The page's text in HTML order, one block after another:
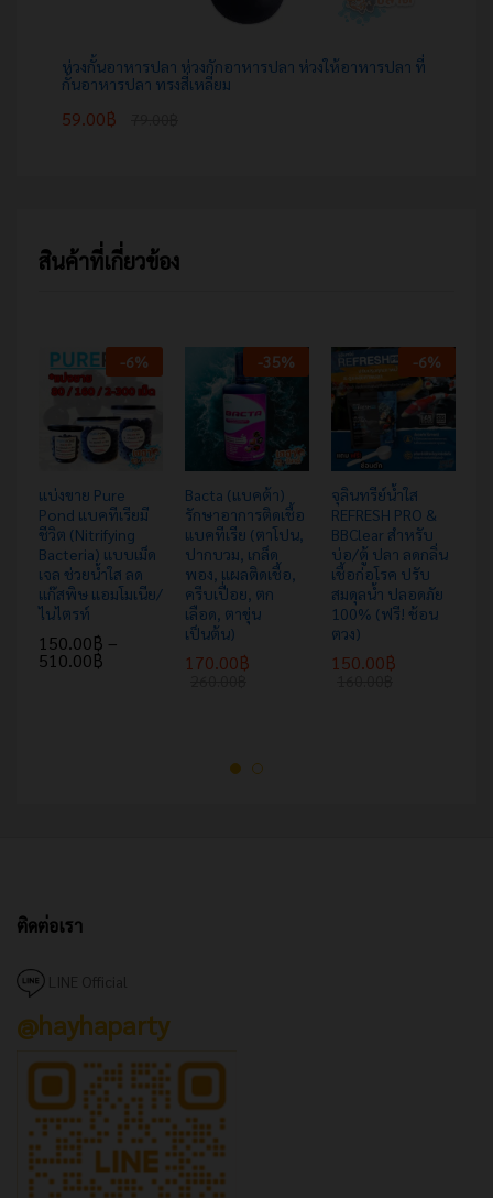
ห่วงกั้นอาหารปลา ห่วงกักอาหารปลา ห่วงให้อาหารปลา ที่
กั้นอาหารปลา ทรงสี่เหลี่ยม
59.00฿
สินค้าที่เกี่ยวข้อง
-6%
แบ่งขาย Pure
Pond แบคทีเรียมี
ชีวิต (Nitrifying
Bacteria) แบบเม็ด
เจล ช่วยน้ำใส ลด
แก๊สพิษ แอมโมเนีย/
ไนไตรท์
150.00฿ –
510.00฿
-35%
Bacta (แบคต้า)
รักษาอาการติดเชื้อ
แบคทีเรีย (ตาโปน,
ปากบวม, เกล็ด
พอง, แผลติดเชื้อ,
ครีบเปื่อย, ตก
เลือด, ตาขุ่น
เป็นต้น)
170.00฿
-6%
จุลินทรีย์น้ำใส
REFRESH PRO &
BBClear สำหรับ
บ่อ/ตู้ ปลา ลดกลิ่น
เชื้อก่อโรค ปรับ
สมดุลน้ำ ปลอดภัย
100% (ฟรี! ช้อน
ตวง)
150.00฿
ติดต่อเรา
@hayhaparty